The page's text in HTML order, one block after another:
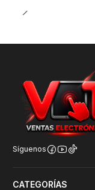
Síguenos
CATEGORÍAS